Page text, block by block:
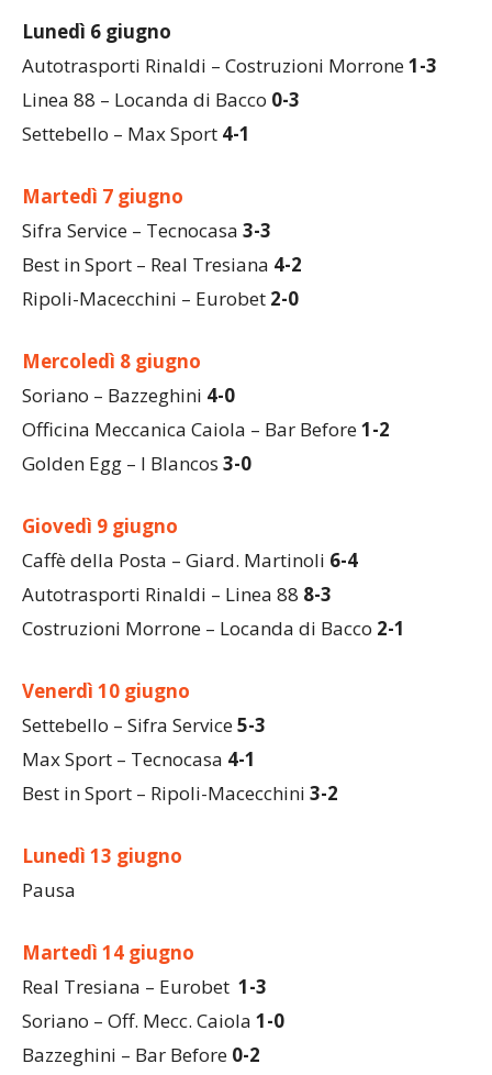
Lunedì 6 giugno
Autotrasporti Rinaldi – Costruzioni Morrone
Linea 88 – Locanda di Bacco
Martedì 7 giugno
Sifra Service – Tecnocasa3-3
Best in Sport – Real Tresiana 4-2
Mercoledì 8 giugno
Soriano – Bazzeghini4-0
Officina Meccanica Caiola – Bar Before
Giovedì 9 giugno
Caffè della Posta – Giard. Martinoli6-4
Autotrasporti Rinaldi – Linea 888-3
Venerdì 10 giugno
Settebello – Sifra Service5-3
Max Sport – Tecnocasa4-1
Lunedì 13 giugno
Martedì 14 giugno
Real Tresiana – Eurobet1-3
Soriano – Off. Mecc. Caiola1-0